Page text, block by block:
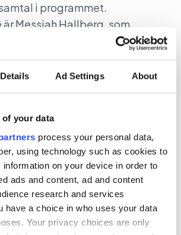
Details Ad Settings About
of your data
process your personal data,
using technology such as cookies to
on your device in order to
ads and content, ad and content
research and services
have a choice in who uses your data
Your privacy choices are only
i programmet.
Messiah Hallberg, som
Svenska Nyheter i SVT.
Sverigedröm kräver
Camilla Eriksson analyserar
Almedalen via sin proprietära
Field of Meaning. Först ut är
Busch tal.